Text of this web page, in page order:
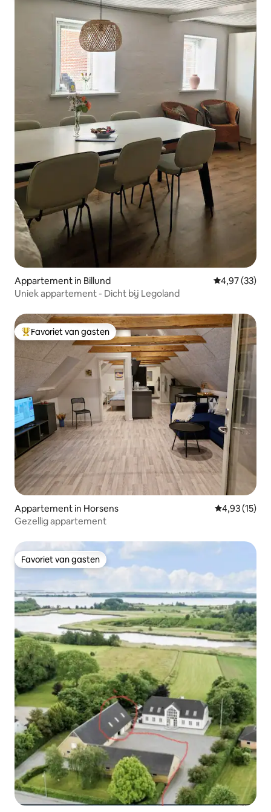
Appartement in Billund Gemiddelde
4,97 (33)
Uniek appartement - Dicht bij Legoland
Topfavoriet van gasten
Favoriet van gasten
Appartement in Horsens Gemiddelde
4,93 (15)
Gezellig appartement
Favoriet van gasten
Favoriet van gasten